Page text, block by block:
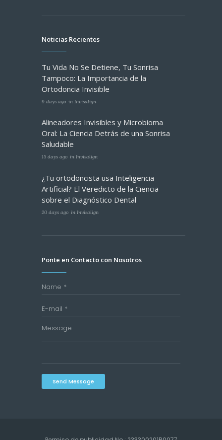
Noticias Recientes
Tu Vida No Se Detiene, Tu Sonrisa
Tampoco: La Importancia de la
Ortodoncia Invisible
9 days ago in Invisalign
Alineadores Invisibles y Microbioma
Oral: La Ciencia Detrás de una Sonrisa
Saludable
15 days ago in Invisalign
¿Tu ortodoncista usa Inteligencia
Artificial? El Veredicto de la Ciencia
sobre el Diagnóstico Dental
20 days ago in Invisalign
Ponte en Contacto con Nosotros
Send Message